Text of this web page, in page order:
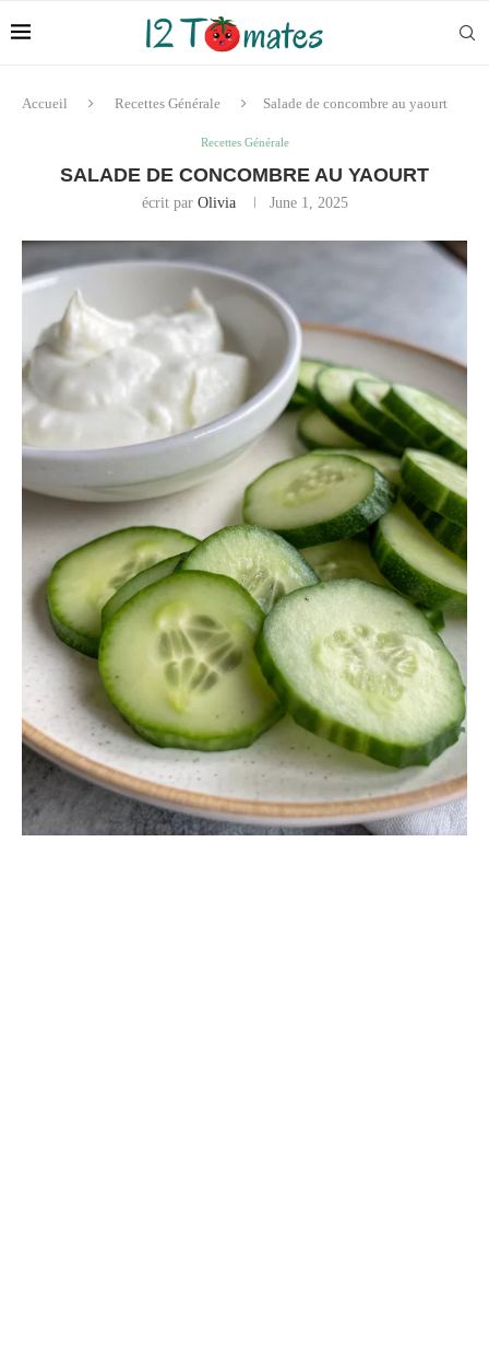
Accueil Recettes Générale Salade de concombre au yaourt
Recettes Générale
SALADE DE CONCOMBRE AU YAOURT
écrit par Olivia June 1, 2025